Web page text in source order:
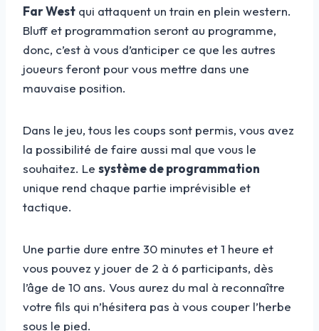
Far West qui attaquent un train en plein western.
Bluff et programmation seront au programme,
donc, c’est à vous d’anticiper ce que les autres
joueurs feront pour vous mettre dans une
mauvaise position.
Dans le jeu, tous les coups sont permis, vous avez
la possibilité de faire aussi mal que vous le
souhaitez. Le système de programmation
unique rend chaque partie imprévisible et
tactique.
Une partie dure entre 30 minutes et 1 heure et
vous pouvez y jouer de 2 à 6 participants, dès
l’âge de 10 ans. Vous aurez du mal à reconnaître
votre fils qui n’hésitera pas à vous couper l’herbe
sous le pied.